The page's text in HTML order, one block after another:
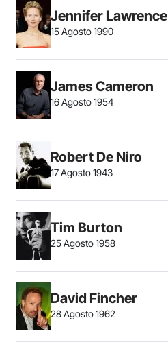
Jennifer Lawrence
15 Agosto 1990
James Cameron
16 Agosto 1954
Robert De Niro
17 Agosto 1943
Tim Burton
25 Agosto 1958
David Fincher
28 Agosto 1962